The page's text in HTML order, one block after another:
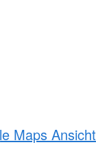
Maps Ansicht